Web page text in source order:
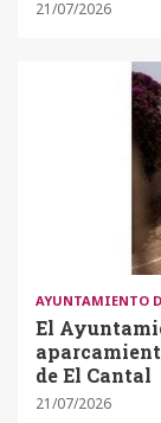
21/07/2026
AYUNTAMIENTO
El
de El Cantal
21/07/2026